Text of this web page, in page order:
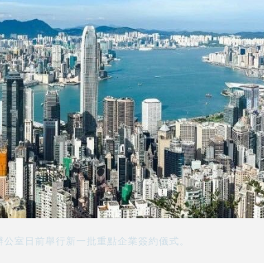
室日前舉行新一批重點企業簽約儀式。